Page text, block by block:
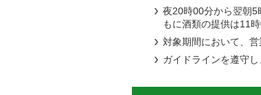
夜20時00分から翌朝5
もに酒類の提供は11
対象期間において、
ガイドラインを遵守